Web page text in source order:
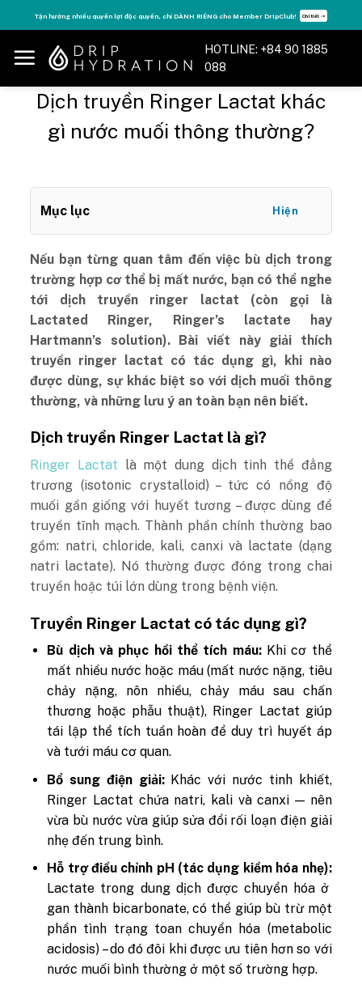
to
content
Tận hưởng nhiều quyền lợi độc quyền, chỉ DÀNH RIÊNG cho Member DripClub! Chi tiết ➝
HOTLINE: +84 90 1885
088
Dịch truyền Ringer Lactat khác
gì nước muối thông thường?
Mục lục Hiện
Nếu bạn từng quan tâm đến việc bù dịch trong
trường hợp cơ thể bị mất nước, bạn có thể nghe
tới dịch truyền ringer lactat (còn gọi là
Lactated Ringer, Ringer’s lactate hay
Hartmann’s solution). Bài viết này giải thích
truyền ringer lactat có tác dụng gì, khi nào
được dùng, sự khác biệt so với dịch muối thông
thường, và những lưu ý an toàn bạn nên biết.
Dịch truyền Ringer Lactat là gì?
Ringer Lactat là một dung dịch tinh thể đẳng
trương (isotonic crystalloid) – tức có nồng độ
muối gần giống với huyết tương – được dùng để
truyền tĩnh mạch. Thành phần chính thường bao
gồm: natri, chloride, kali, canxi và lactate (dạng
natri lactate). Nó thường được đóng trong chai
truyền hoặc túi lớn dùng trong bệnh viện.
Truyền Ringer Lactat có tác dụng gì?
Bù dịch và phục hồi thể tích máu: Khi cơ thể
mất nhiều nước hoặc máu (mất nước nặng, tiêu
chảy nặng, nôn nhiều, chảy máu sau chấn
thương hoặc phẫu thuật), Ringer Lactat giúp
tái lập thể tích tuần hoàn để duy trì huyết áp
và tưới máu cơ quan.
Bổ sung điện giải: Khác với nước tinh khiết,
Ringer Lactat chứa natri, kali và canxi — nên
vừa bù nước vừa giúp sửa đổi rối loạn điện giải
nhẹ đến trung bình.
Hỗ trợ điều chỉnh pH (tác dụng kiềm hóa nhẹ):
Lactate trong dung dịch được chuyển hóa ở
gan thành bicarbonate, có thể giúp bù trừ một
phần tình trạng toan chuyển hóa (metabolic
acidosis) – do đó đôi khi được ưu tiên hơn so với
nước muối bình thường ở một số trường hợp.